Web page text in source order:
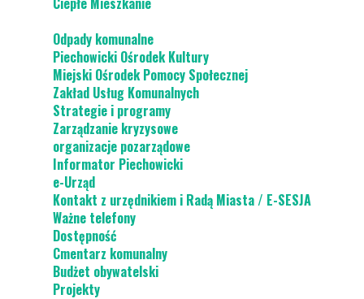
Odpady komunalne
Piechowicki Ośrodek Kultury
Miejski Ośrodek Pomocy Społecznej
Zakład Usług Komunalnych
Strategie i programy
Zarządzanie kryzysowe
organizacje pozarządowe
Informator Piechowicki
e-Urząd
Kontakt z urzędnikiem i Radą Miasta / E-SESJA
Ważne telefony
Dostępność
Cmentarz komunalny
Budżet obywatelski
Projekty